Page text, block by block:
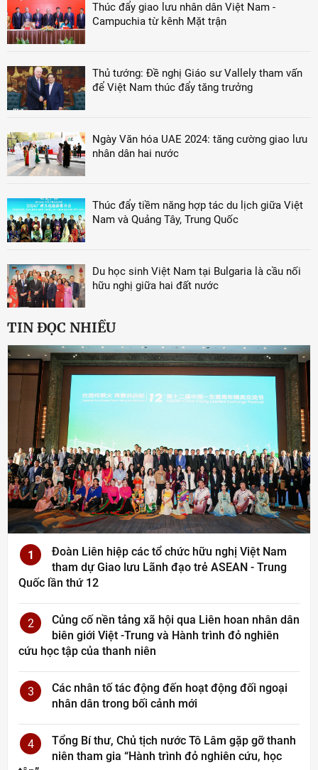
Thúc đẩy giao lưu nhân dân Việt Nam -
Campuchia từ kênh Mặt trận
Thủ tướng: Đề nghị Giáo sư Vallely tham vấn
để Việt Nam thúc đẩy tăng trưởng
Ngày Văn hóa UAE 2024: tăng cường giao lưu
nhân dân hai nước
Thúc đẩy tiềm năng hợp tác du lịch giữa Việt
Nam và Quảng Tây, Trung Quốc
Du học sinh Việt Nam tại Bulgaria là cầu nối
hữu nghị giữa hai đất nước
TIN ĐỌC NHIỀU
1
Đoàn Liên hiệp các tổ chức hữu nghị Việt Nam
tham dự Giao lưu Lãnh đạo trẻ ASEAN - Trung
Quốc lần thứ 12
2
Củng cố nền tảng xã hội qua Liên hoan nhân dân
biên giới Việt -Trung và Hành trình đỏ nghiên
cứu học tập của thanh niên
3
Các nhân tố tác động đến hoạt động đối ngoại
nhân dân trong bối cảnh mới
4
Tổng Bí thư, Chủ tịch nước Tô Lâm gặp gỡ thanh
niên tham gia “Hành trình đỏ nghiên cứu, học